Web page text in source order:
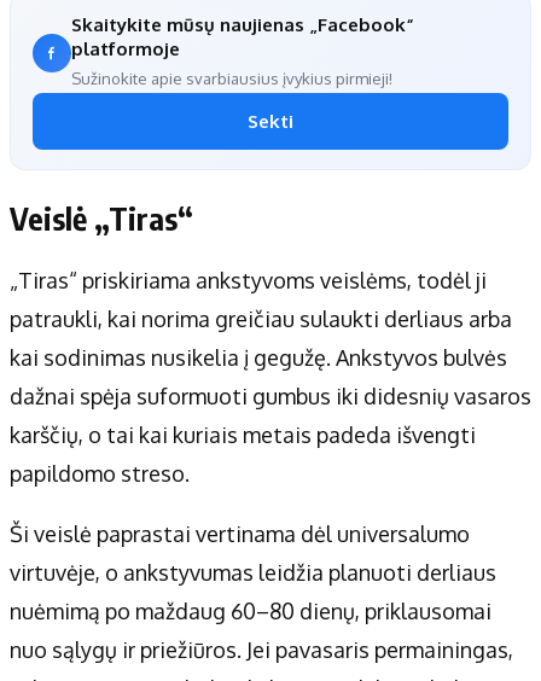
Skaitykite mūsų naujienas „Facebook“
platformoje
Sužinokite apie svarbiausius įvykius pirmieji!
Sekti
Veislė „Tiras“
„Tiras“ priskiriama ankstyvoms veislėms, todėl ji
patraukli, kai norima greičiau sulaukti derliaus arba
kai sodinimas nusikelia į gegužę. Ankstyvos bulvės
dažnai spėja suformuoti gumbus iki didesnių vasaros
karščių, o tai kai kuriais metais padeda išvengti
papildomo streso.
Ši veislė paprastai vertinama dėl universalumo
virtuvėje, o ankstyvumas leidžia planuoti derliaus
nuėmimą po maždaug 60–80 dienų, priklausomai
nuo sąlygų ir priežiūros. Jei pavasaris permainingas,